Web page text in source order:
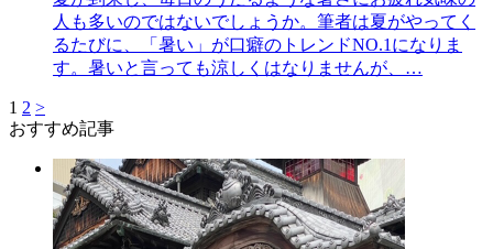
人も多いのではないでしょうか。筆者は夏がやってく
るたびに、「暑い」が口癖のトレンドNO.1になりま
す。暑いと言っても涼しくはなりませんが、…
1 2 >
おすすめ記事